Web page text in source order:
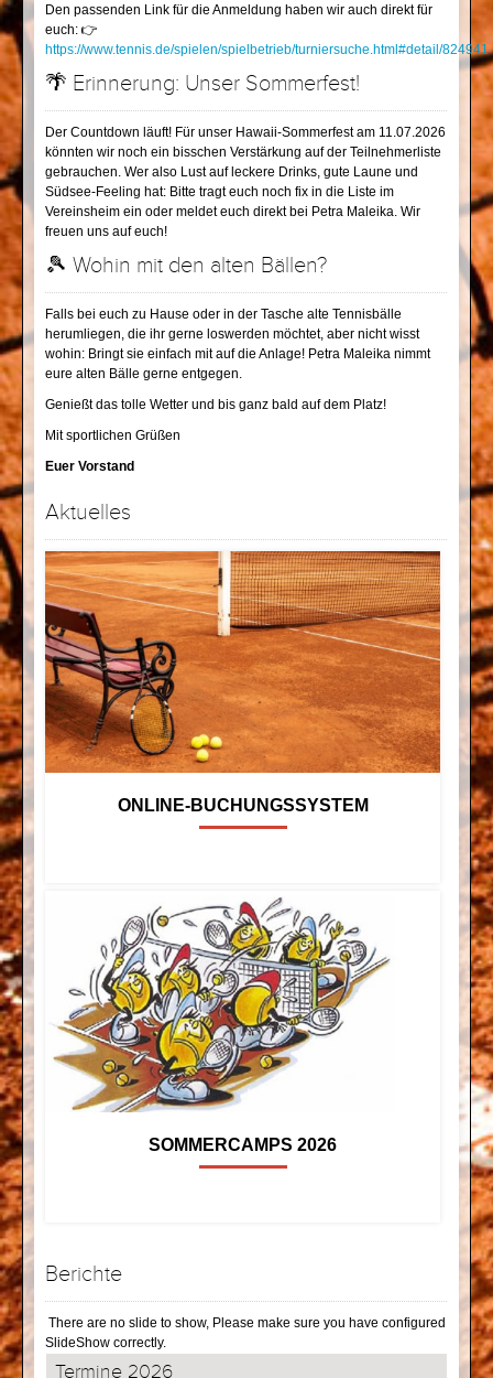
Den passenden Link für die Anmeldung haben wir auch direkt für
euch:👉
https://www.tennis.de/spielen/spielbetrieb/turniersuche.html#detail/824941
🌴 Erinnerung: Unser Sommerfest!
Der Countdown läuft! Für unser Hawaii-Sommerfest am 11.07.2026
könnten wir noch ein bisschen Verstärkung auf der Teilnehmerliste
gebrauchen. Wer also Lust auf leckere Drinks, gute Laune und
Südsee-Feeling hat: Bitte tragt euch noch fix in die Liste im
Vereinsheim ein oder meldet euch direkt bei Petra Maleika. Wir
freuen uns auf euch!
🎾 Wohin mit den alten Bällen?
Falls bei euch zu Hause oder in der Tasche alte Tennisbälle
herumliegen, die ihr gerne loswerden möchtet, aber nicht wisst
wohin: Bringt sie einfach mit auf die Anlage! Petra Maleika nimmt
eure alten Bälle gerne entgegen.
Genießt das tolle Wetter und bis ganz bald auf dem Platz!
Mit sportlichen Grüßen
Euer Vorstand
Aktuelles
ONLINE-BUCHUNGSSYSTEM
SOMMERCAMPS 2026
Berichte
There are no slide to show, Please make sure you have configured
SlideShow correctly.
Termine 2026